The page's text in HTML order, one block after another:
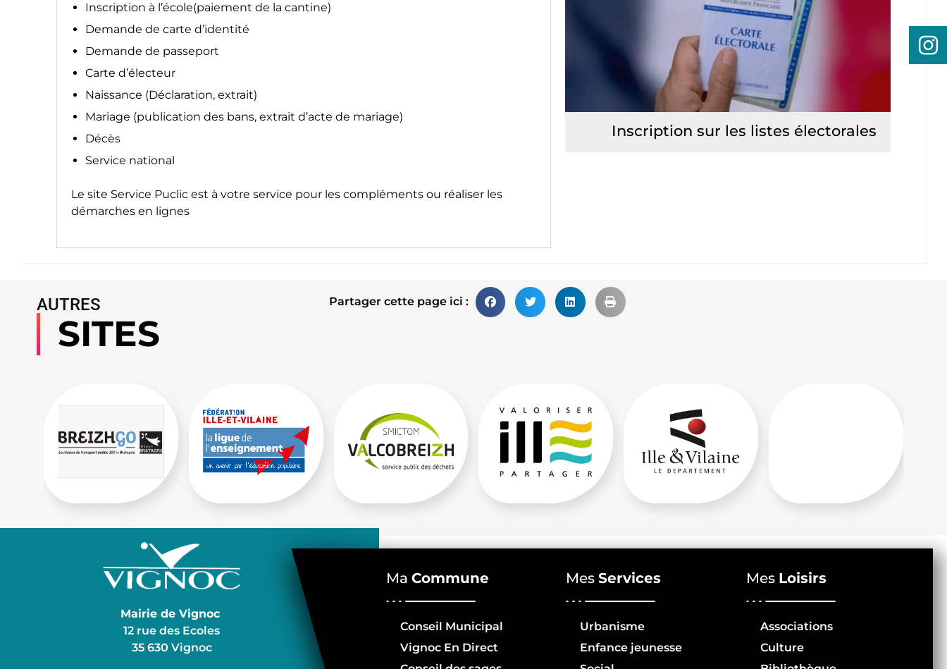
Inscription à l’école(paiement de la cantine)
Demande de carte d’identité
Demande de passeport
Carte d’électeur
Naissance (Déclaration, extrait)
Mariage (publication des bans, extrait d’acte de mariage)
Décès
Service national
Le site Service Puclic est à votre service pour les compléments ou réaliser les
démarches en lignes
Inscription sur les listes électorales
Partager cette page ici :
AUTRES
SITES
Mairie de Vignoc
12 rue des Ecoles
35 630 Vignoc
Ma Commune
Conseil Municipal
Vignoc En Direct
MesServices
Urbanisme
Enfance jeunesse
Mes Loisirs
Associations
Culture